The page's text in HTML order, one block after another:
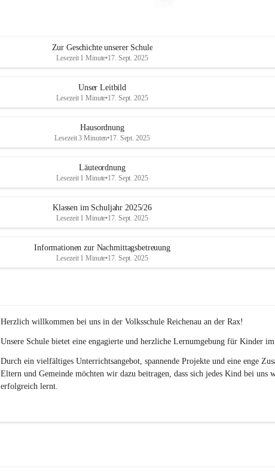
Zur Geschichte unserer Schule
Lesezeit 1 Minute•17. Sept. 2025
Unser Leitbild
Lesezeit 1 Minute•17. Sept. 2025
Hausordnung
Lesezeit 3 Minuten•17. Sept. 2025
Läuteordnung
Lesezeit 1 Minute•17. Sept. 2025
Klassen im Schuljahr 2025/26
Lesezeit 1 Minute•17. Sept. 2025
Informationen zur Nachmittagsbetreuung
Lesezeit 1 Minute•17. Sept. 2025
Herzlich willkommen bei uns in der Volksschule Reichenau an der Rax!
Unsere Schule bietet eine engagierte und herzliche Lernumgebung für Kinder
Durch ein vielfältiges Unterrichtsangebot, spannende Projekte und eine enge
Eltern und Gemeinde möchten wir dazu beitragen, dass sich jedes Kind bei uns
erfolgreich lernt.